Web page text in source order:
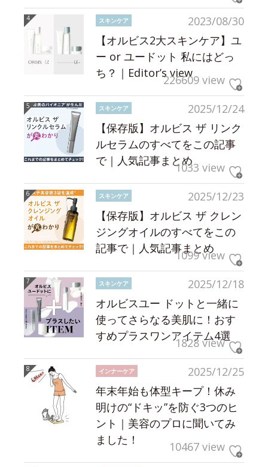
2023/08/30
スキンケア
【オルビス2大スキンケア】ユ
ー or ユードット 私にはどっ
ち？｜Editor’s view226609 view
2025/12/24
スキンケア
【保存版】オルビス ザ リンク
ルセラムのすべてをこの記事
で｜人気記事まとめ1033 view
2025/12/23
スキンケア
【保存版】オルビス ザ クレン
ジングオイルのすべてをこの
記事で｜人気記事まとめ
1099 view
2025/12/18
スキンケア
オルビスユー ドットと一緒に
使ってさらなる美肌に！おす
すめプラスワンアイテム4選
1828 view
2025/12/25
インナーケア
年末年始も体型キープ！休み
明けの“ドキッ”を防ぐ3つのヒ
ント｜美容のプロに聞いてみ
ました！
10467 view